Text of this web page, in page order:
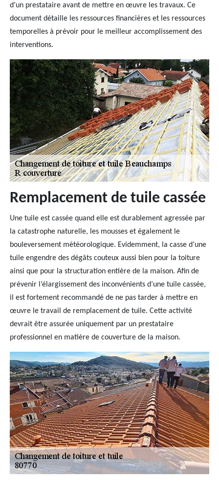
d’un prestataire avant de mettre en œuvre les travaux. Ce
document détaille les ressources financières et les ressources
temporelles à prévoir pour le meilleur accomplissement des
interventions.
Remplacement de tuile cassée
Une tuile est cassée quand elle est durablement agressée par
la catastrophe naturelle, les mousses et également le
bouleversement météorologique. Evidemment, la casse d’une
tuile engendre des dégâts couteux aussi bien pour la toiture
ainsi que pour la structuration entière de la maison. Afin de
prévenir l’élargissement des inconvénients d’une tuile cassée,
il est fortement recommandé de ne pas tarder à mettre en
œuvre le travail de remplacement de tuile. Cette activité
devrait être assurée uniquement par un prestataire
professionnel en matière de couverture de la maison.